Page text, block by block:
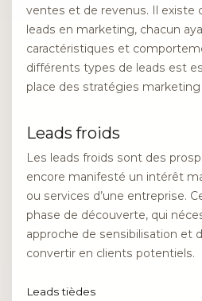
ventes et de revenus. Il existe
leads en marketing, chacun
caractéristiques et
différents types de leads est
place des stratégies marketing
Leads froids
Les leads froids sont des
encore manifesté un intérêt
ou services d’une entreprise.
phase de découverte, qui
approche de sensibilisation et
convertir en clients potentiels.
Leads tièdes